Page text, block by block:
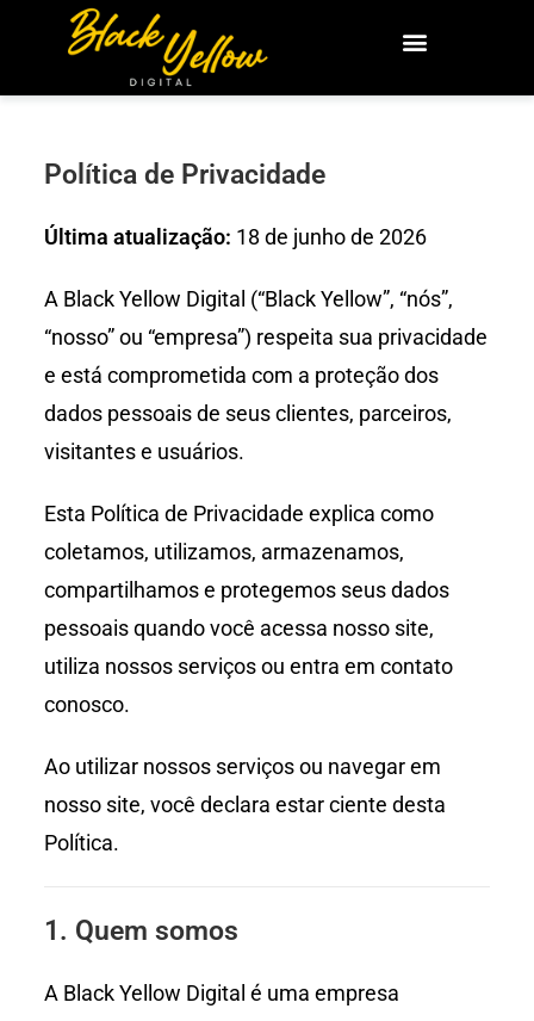
Política de Privacidade
Última atualização: 18 de junho de 2026
A Black Yellow Digital (“Black Yellow”, “nós”,
“nosso” ou “empresa”) respeita sua privacidade
e está comprometida com a proteção dos
dados pessoais de seus clientes, parceiros,
visitantes e usuários.
Esta Política de Privacidade explica como
coletamos, utilizamos, armazenamos,
compartilhamos e protegemos seus dados
pessoais quando você acessa nosso site,
utiliza nossos serviços ou entra em contato
conosco.
Ao utilizar nossos serviços ou navegar em
nosso site, você declara estar ciente desta
Política.
1. Quem somos
A Black Yellow Digital é uma empresa